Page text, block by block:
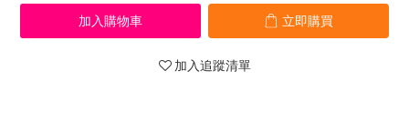
加入購物車 立即購買
加入追蹤清單